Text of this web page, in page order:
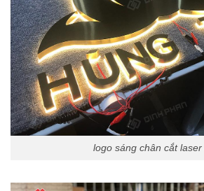
logo sáng chân cắt laser